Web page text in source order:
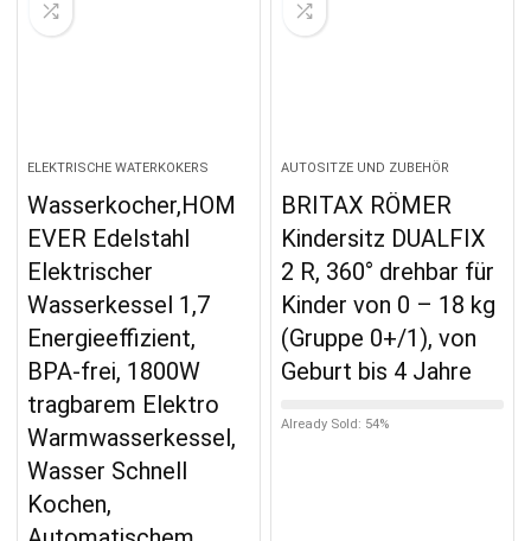
ELEKTRISCHE WATERKOKERS
Wasserkocher,HOM
EVER Edelstahl
Elektrischer
Wasserkessel 1,7
Energieeffizient,
BPA-frei, 1800W
tragbarem Elektro
Warmwasserkessel,
Wasser Schnell
Kochen,
AUTOSITZE UND ZUBEHÖR
BRITAX RÖMER
Kindersitz DUALFIX
2 R, 360° drehbar für
Kinder von 0 – 18 kg
(Gruppe 0+/1), von
Geburt bis 4 Jahre
Already Sold: 54%